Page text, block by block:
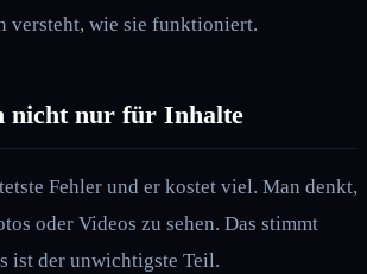
versteht, wie sie funktioniert.
nicht nur für Inhalte
Fehler und er kostet viel. Man denkt,
oder Videos zu sehen. Das stimmt
ist der unwichtigste Teil.